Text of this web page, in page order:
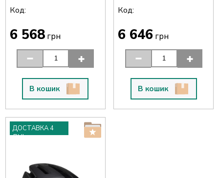
Код:
6 568грн
В кошик
Код:
6 646 грн
В кошик
ДОСТАВКА 4
ДНІ